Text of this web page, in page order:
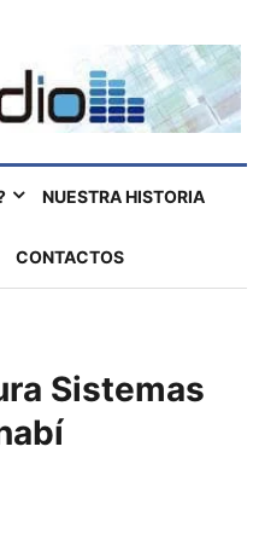
NUESTRA HISTORIA
CONTACTOS
Sistemas